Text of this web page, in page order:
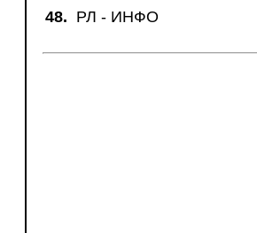
48. РЛ - ИНФО